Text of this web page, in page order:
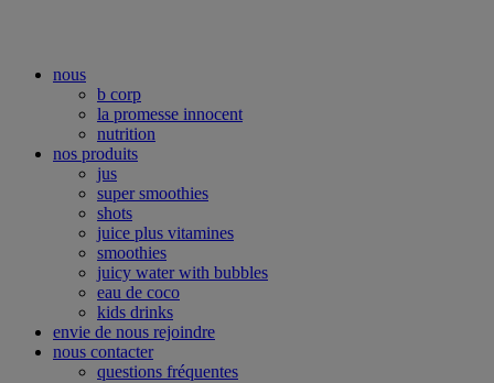
nous
b corp
la promesse innocent
nutrition
nos produits
jus
super smoothies
shots
juice plus vitamines
smoothies
juicy water with bubbles
eau de coco
kids drinks
envie de nous rejoindre
nous contacter
questions fréquentes